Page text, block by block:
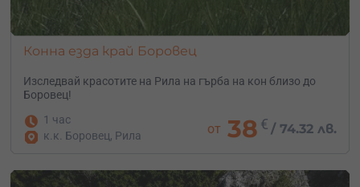
Конна езда край Боровец
Изследвай красотите на Рила на гърба на кон близо до
Боровец!
1 час
к.к. Боровец, Рила
от 38 € /74.32 лв.